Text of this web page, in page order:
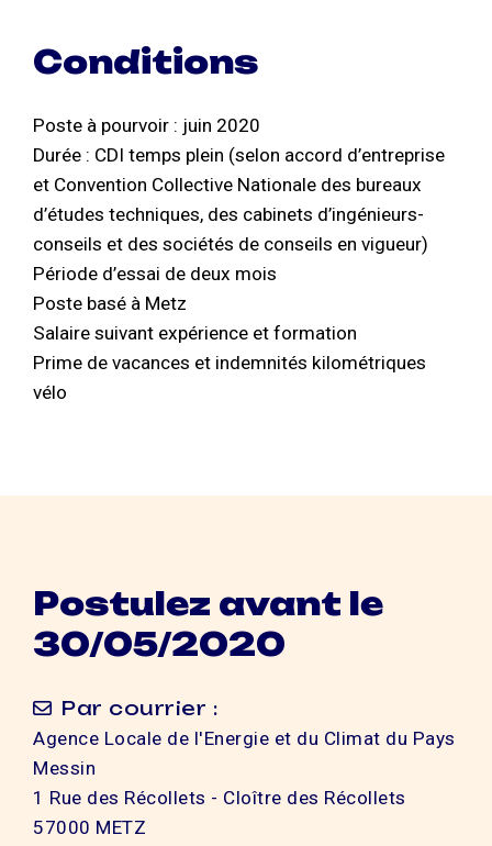
Conditions
Poste à pourvoir : juin 2020
Durée : CDI temps plein (selon accord d’entreprise
et Convention Collective Nationale des bureaux
d’études techniques, des cabinets d’ingénieurs-
conseils et des sociétés de conseils en vigueur)
Période d’essai de deux mois
Poste basé à Metz
Salaire suivant expérience et formation
Prime de vacances et indemnités kilométriques
vélo
Postulez avant le
30/05/2020
Par courrier :
Agence Locale de l'Energie et du Climat du Pays
Messin
1 Rue des Récollets - Cloître des Récollets
57000 METZ